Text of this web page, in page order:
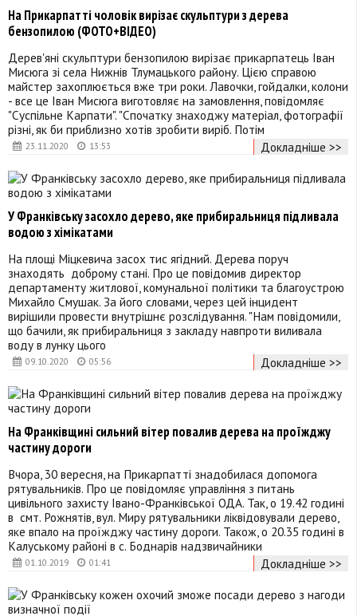
23.11.2020 13:53
На Прикарпатті чоловік вирізає скульптури з дерева
бензопилою (ФОТО+ВІДЕО)
Дерев'яні скульптури бензопилою вирізає прикарпатець Іван
Мисюга зі села Нижнів Тлумацького району. Цією справою
майстер захоплюється вже три роки. Лавочки, гойдалки, колони
- все це Іван Мисюга виготовляє на замовлення, повідомляє
"Суспільне Карпати". "Спочатку знаходжу матеріал, фотографії
різні, як би приблизно хотів зробити виріб. Потім
Докладніше >>
09.10.2020 05:56
У Франківську засохло дерево, яке прибиральниця підливала
водою з хімікатами
На площі Міцкевича засох тис ягідний. Дерева поруч
знаходять доброму стані. Про це повідомив директор
департаменту житлової, комунальної політики та благоустрою
Михайло Смушак. За його словами, через цей інцидент
вирішили провести внутрішнє розслідування. "Нам повідомили,
що бачили, як прибиральниця з закладу навпроти виливала
воду в лунку цього
Докладніше >>
01.10.2019 01:41
На Франківщині сильний вітер повалив дерева на проїжджу
частину дороги
Вчора, 30 вересня, на Прикарпатті знадобилася допомога
рятувальників. Про це повідомляє управління з питань
цивільного захисту Івано-Франківської ОДА. Так, о 19.42 годині
в смт. Рожнятів, вул. Миру рятувальники ліквідовували дерево,
яке впало на проїжджу частину дороги. Також, о 20.35 годині в
Калуському районі в с. Боднарів надзвичайники
Докладніше >>